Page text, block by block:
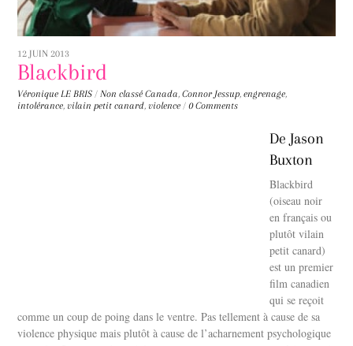
12 JUIN 2013
Blackbird
Véronique LE BRIS / Non classé Canada,Connor Jessup,engrenage,
intolérance,vilain petit canard,violence / 0 Comments
De Jason
Buxton
Blackbird
(oiseau noir
en français ou
plutôt vilain
petit canard)
est un premier
film canadien
qui se reçoit
comme un coup de poing dans le ventre. Pas tellement à cause de sa
violence physique mais plutôt à cause de l’acharnement psychologique